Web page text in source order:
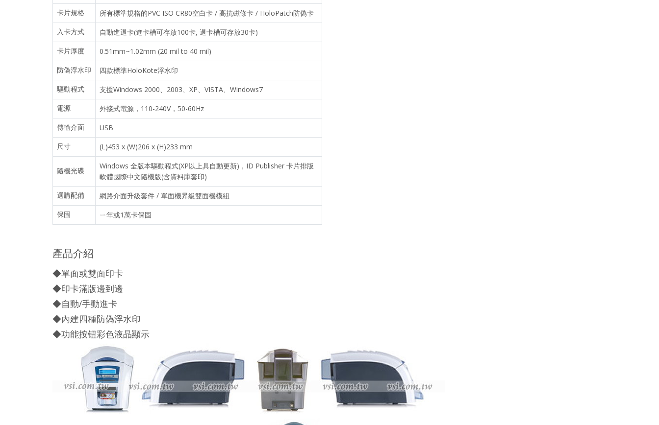
卡片規格
所有標準規格的PVC ISO CR80空白卡 / 高抗磁條卡 / HoloPatch防偽卡
入卡方式
自動進退卡(進卡槽可存放100卡, 退卡槽可存放30卡)
卡片厚度
0.51mm~1.02mm (20 mil to 40 mil)
防偽浮水印
四款標準HoloKote浮水印
驅動程式
支援Windows 2000、2003、XP、VISTA、Windows7
電源
外接式電源，110-240V，50-60Hz
傳輸介面
USB
尺寸
(L)453 x (W)206 x (H)233 mm
隨機光碟
Windows 全版本驅動程式(XP以上具自動更新)，ID Publisher 卡片排版
軟體國際中文隨機版(含資料庫套印)
選購配備
網路介面升級套件 / 單面機昇級雙面機模組
保固
ㄧ年或1萬卡保固
產品介紹
◆單面或雙面印卡
◆印卡滿版邊到邊
◆自動/手動進卡
◆內建四種防偽浮水印
◆功能按钮彩色液晶顯示